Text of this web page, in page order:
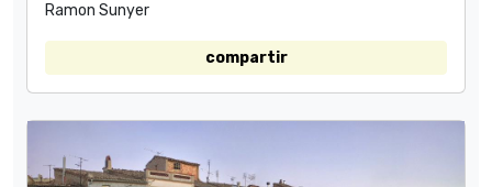
Ramon Sunyer
compartir